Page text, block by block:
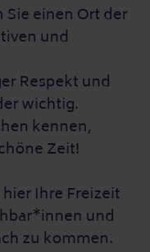
einen Ort der
und
Respekt und
wichtig.
kennen,
Zeit!
Ihre Freizeit
und
zu kommen.